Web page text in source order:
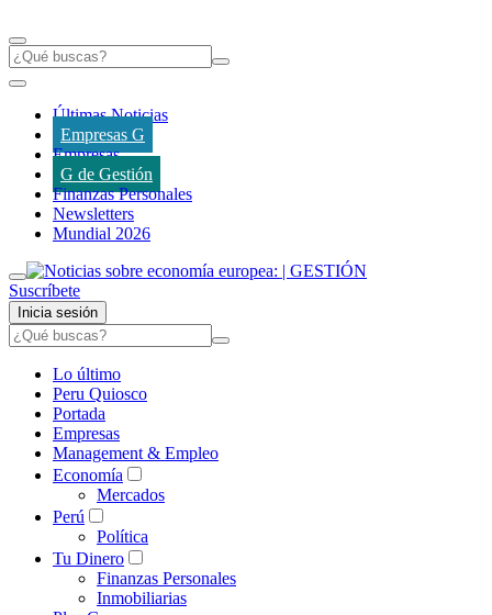
Últimas Noticias
Empresas G
Empresas
G de Gestión
Finanzas Personales
Newsletters
Mundial 2026
Suscríbete
Inicia sesión
Lo último
Peru Quiosco
Portada
Empresas
Management & Empleo
Economía
Mercados
Perú
Política
Tu Dinero
Finanzas Personales
Inmobiliarias